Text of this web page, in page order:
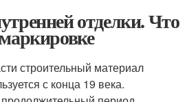
отделки. Что
строительный материал
с конца 19 века.